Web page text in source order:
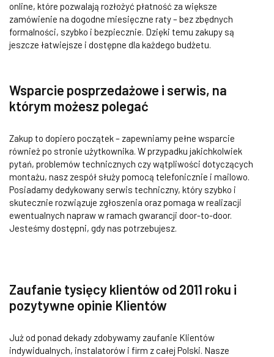
online, które pozwalają rozłożyć płatność za większe
zamówienie na dogodne miesięczne raty – bez zbędnych
formalności, szybko i bezpiecznie. Dzięki temu zakupy są
jeszcze łatwiejsze i dostępne dla każdego budżetu.
Wsparcie posprzedażowe i serwis, na
którym możesz polegać
Zakup to dopiero początek – zapewniamy pełne wsparcie
również po stronie użytkownika. W przypadku jakichkolwiek
pytań, problemów technicznych czy wątpliwości dotyczących
montażu, nasz zespół służy pomocą telefonicznie i mailowo.
Posiadamy dedykowany serwis techniczny, który szybko i
skutecznie rozwiązuje zgłoszenia oraz pomaga w realizacji
ewentualnych napraw w ramach gwarancji door-to-door.
Jesteśmy dostępni, gdy nas potrzebujesz.
Zaufanie tysięcy klientów od 2011 roku i
pozytywne opinie Klientów
Już od ponad dekady zdobywamy zaufanie Klientów
indywidualnych, instalatorów i firm z całej Polski. Nasze